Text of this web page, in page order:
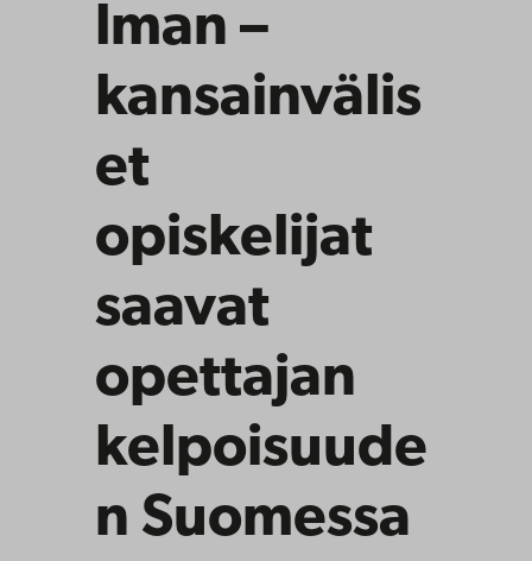
lman –
kansainvälis
et
opiskelijat
saavat
opettajan
kelpoisuude
n Suomessa